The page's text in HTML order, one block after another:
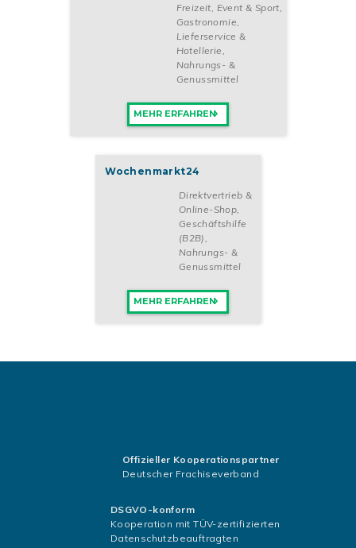
Freizeit, Event & Sport
Gastronomie,
Lieferservice &
Hotellerie
Nahrungs- &
Genussmittel
MEHR ERFAHREN
Wochenmarkt24
Direktvertrieb &
Online-Shop
Geschäftshilfe
(B2B)
Nahrungs- &
Genussmittel
MEHR ERFAHREN
Offizieller Kooperationspartner
Deutscher Frachiseverband
DSGVO-konform
Kooperation mit TÜV-zertifizierten
Datenschutzbeauftragten